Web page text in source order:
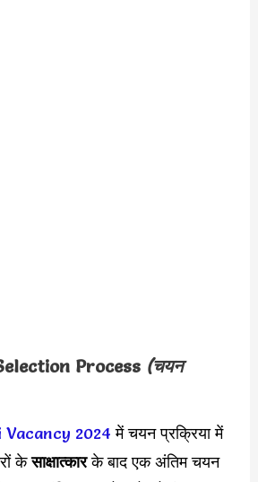
Process (चयन
2024 में चयन प्रक्रिया में
केसाक्षात्कारके बाद एक अंतिम चयन